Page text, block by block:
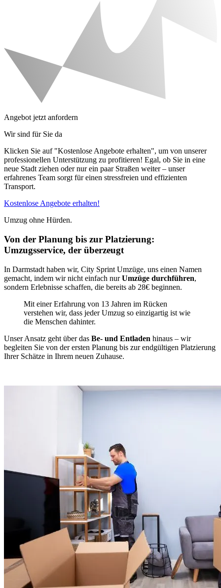
Angebot jetzt anfordern
Wir sind für Sie da
Klicken Sie auf "Kostenlose Angebote erhalten", um von unserer
professionellen Unterstützung zu profitieren! Egal, ob Sie in eine
neue Stadt ziehen oder nur ein paar Straßen weiter – unser
erfahrenes Team sorgt für einen stressfreien und effizienten
Transport.
Kostenlose Angebote erhalten!
Umzug ohne Hürden.
Von der Planung bis zur Platzierung:
Umzugsservice, der überzeugt
In Darmstadt haben wir, City Sprint Umzüge, uns einen Namen
gemacht, indem wir nicht einfach nurUmzüge durchführen,
sondern Erlebnisse schaffen, die bereits ab 28€ beginnen.
Mit einer Erfahrung von 13 Jahren im Rücken
verstehen wir, dass jeder Umzug so einzigartig ist wie
die Menschen dahinter.
Unser Ansatz geht über das Be- und Entladen hinaus – wir
begleiten Sie von der ersten Planung bis zur endgültigen Platzierung
Ihrer Schätze in Ihrem neuen Zuhause.